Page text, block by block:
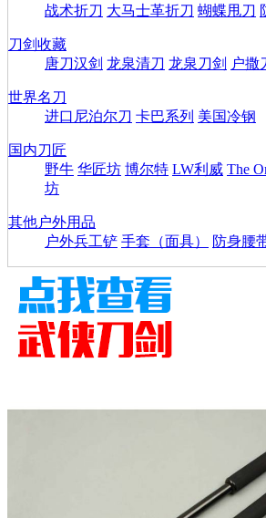
战术折刀 大马士革折刀 蝴蝶甩刀
刀剑收藏
唐刀汉剑 龙泉清刀 龙泉刀剑 户撒
世界名刀
进口尼泊尔刀 卡巴系列 美国冷钢
国内刀匠
野牛 华匠坊 博尔特 LW利威 The
坊
其他户外用品
户外兵工铲 手套（面具） 防身腰